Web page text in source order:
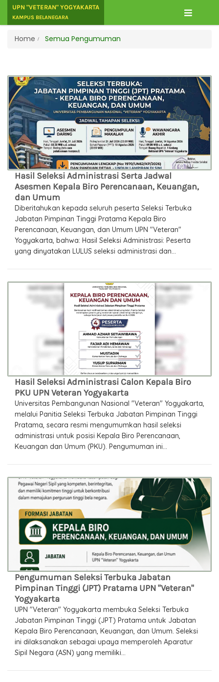
UPN "VETERAN" YOGYAKARTA
KAMPUS BELANEGARA
Home Semua Pengumuman
Hasil Seleksi Administrasi Serta Jadwal
Asesmen Kepala Biro Perencanaan, Keuangan,
dan Umum
Diberitahukan kepada seluruh peserta Seleksi Terbuka
Jabatan Pimpinan Tinggi Pratama Kepala Biro
Perencanaan, Keuangan, dan Umum UPN "Veteran"
Yogyakarta, bahwa: Hasil Seleksi Administrasi: Peserta
yang dinyatakan LULUS seleksi administrasi dan...
Hasil Seleksi Administrasi Calon Kepala Biro
PKU UPN Veteran Yogyakarta
Universitas Pembangunan Nasional "Veteran" Yogyakarta,
melalui Panitia Seleksi Terbuka Jabatan Pimpinan Tinggi
Pratama, secara resmi mengumumkan hasil seleksi
administrasi untuk posisi Kepala Biro Perencanaan,
Keuangan dan Umum (PKU). Pengumuman ini...
Pengumuman Seleksi Terbuka Jabatan
Pimpinan Tinggi (JPT) Pratama UPN "Veteran"
Yogyakarta
UPN "Veteran" Yogyakarta membuka Seleksi Terbuka
Jabatan Pimpinan Tinggi (JPT) Pratama untuk Jabatan
Kepala Biro Perencanaan, Keuangan, dan Umum. Seleksi
ini dilaksanakan sebagai upaya memperoleh Aparatur
Sipil Negara (ASN) yang memiliki...